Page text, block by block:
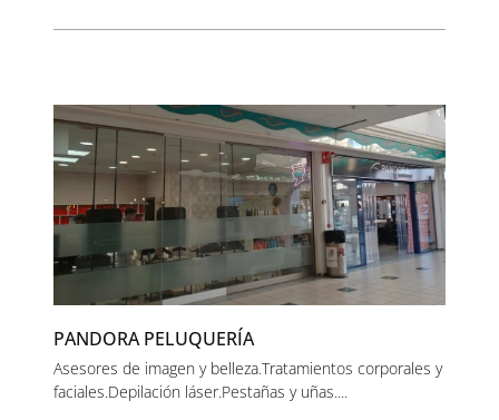
PANDORA PELUQUERÍA
Asesores de imagen y belleza.Tratamientos corporales y
faciales.Depilación láser.Pestañas y uñas....